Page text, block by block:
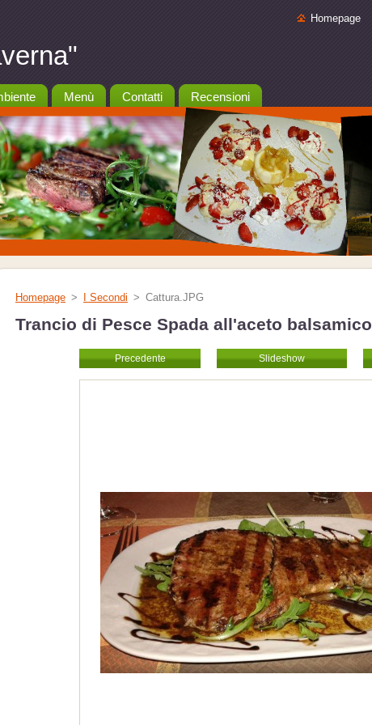
Homepage
Menù Contatti Recensioni
Homepage > I Secondi > Cattura.JPG
Trancio di Pesce Spada all'aceto balsamico
Precedente Slideshow